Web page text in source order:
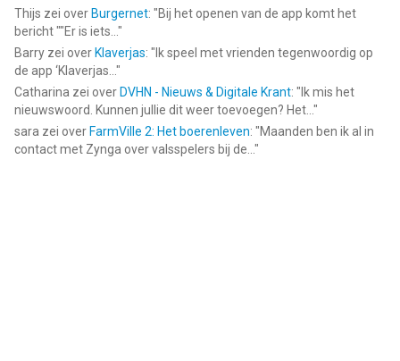
Thijs zei over Burgernet: "Bij het openen van de app komt het
bericht ""Er is iets... "
Barry zei over Klaverjas: " Ik speel met vrienden tegenwoordig op
de app ‘Klaverjas... "
Catharina zei over DVHN - Nieuws & Digitale Krant: " Ik mis het
nieuwswoord. Kunnen jullie dit weer toevoegen? Het... "
sara zei over FarmVille 2: Het boerenleven: "Maanden ben ik al in
contact met Zynga over valsspelers bij de... "